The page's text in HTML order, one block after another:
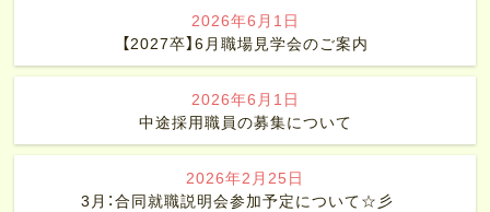
2026年6月1日
【2027卒】6月職場見学会のご案内
2026年6月1日
中途採用職員の募集について
2026年2月25日
3月：合同就職説明会参加予定について☆彡